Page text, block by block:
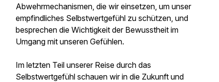
Abwehrmechanismen, die wir einsetzen, um unser
empfindliches Selbstwertgefühl zu schützen, und
besprechen die Wichtigkeit der Bewusstheit im
Umgang mit unseren Gefühlen.
Im letzten Teil unserer Reise durch das
Selbstwertgefühl schauen wir in die Zukunft und